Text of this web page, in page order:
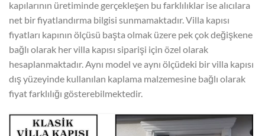
kapılarının üretiminde gerçekleşen bu farklılıklar ise alıcılara
net bir fiyatlandırma bilgisi sunmamaktadır. Villa kapısı
fiyatları kapının ölçüsü başta olmak üzere pek çok değişkene
bağlı olarak her villa kapısı siparişi için özel olarak
hesaplanmaktadır. Aynı model ve aynı ölçüdeki bir villa kapısı
dış yüzeyinde kullanılan kaplama malzemesine bağlı olarak
fiyat farklılığı gösterebilmektedir.
Video